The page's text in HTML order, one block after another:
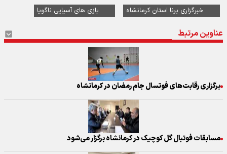
خبرگزاری برنا استان کرمانشاه
بازی های آسیایی ناگویا
عناوین مرتبط
برگزاری رقابت‌های فوتسال جام رمضان در کرمانشاه
مسابقات فوتبال گل کوچیک در کرمانشاه برگزار می‌شود